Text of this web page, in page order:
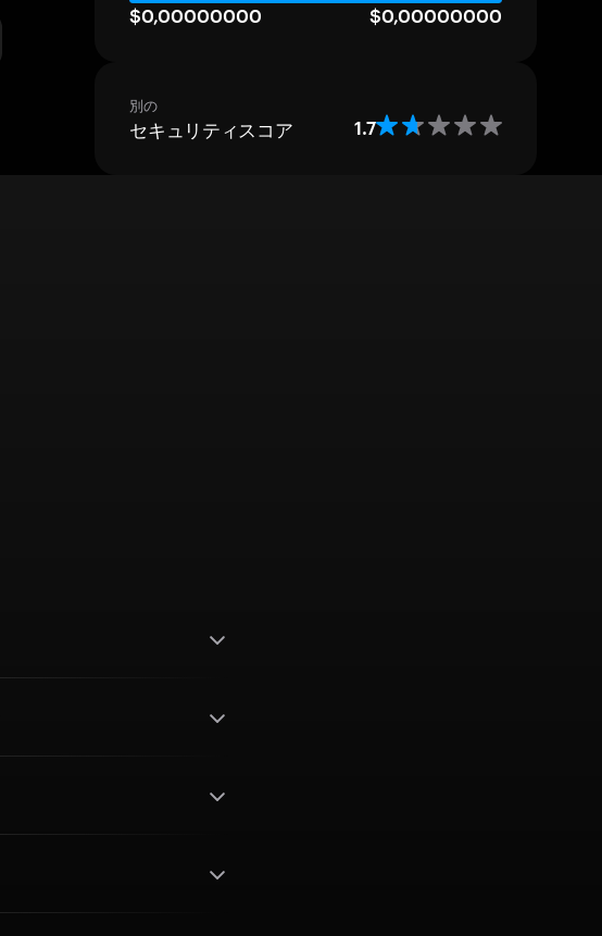
$0,00000000 $0,00000000
別の
セキュリティスコア 1.7